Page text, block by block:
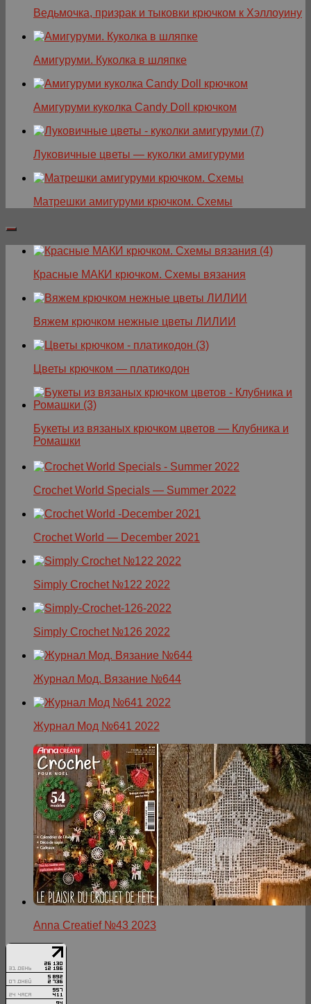
Ведьмочка, призрак и тыковки крючком к Хэллоуину
Амигуруми. Куколка в шляпке
Амигуруми куколка Candy Doll крючком
Луковичные цветы — куколки амигуруми
Матрешки амигуруми крючком. Схемы
Красные МАКИ крючком. Схемы вязания
Вяжем крючком нежные цветы ЛИЛИИ
Цветы крючком — платикодон
Букеты из вязаных крючком цветов — Клубника и
Ромашки
Crochet World Specials — Summer 2022
Crochet World — December 2021
Simply Crochet №122 2022
Simply Crochet №126 2022
Журнал Мод. Вязание №644
Журнал Мод №641 2022
Anna Creatief №43 2023